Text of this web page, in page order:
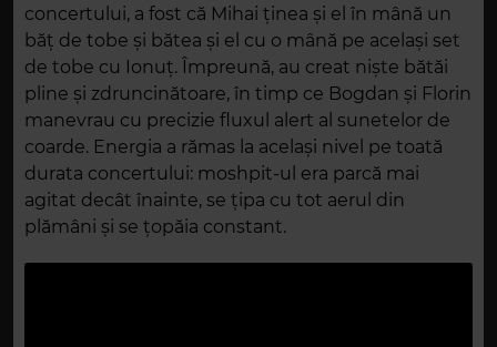
concertului, a fost că Mihai ținea și el în mână un
băț de tobe și bătea și el cu o mână pe același set
de tobe cu Ionuț. Împreună, au creat niște bătăi
pline și zdruncinătoare, în timp ce Bogdan și Florin
manevrau cu precizie fluxul alert al sunetelor de
coarde. Energia a rămas la același nivel pe toată
durata concertului: moshpit-ul era parcă mai
agitat decât înainte, se țipa cu tot aerul din
plămâni și se țopăia constant.